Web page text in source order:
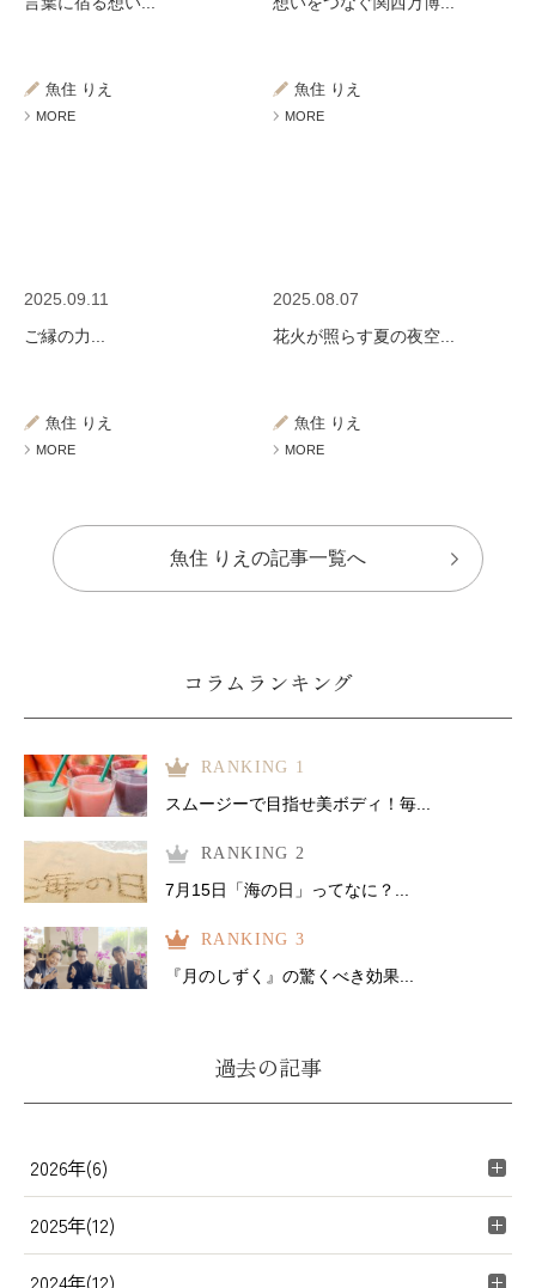
魚住 りえ
MORE
魚住 りえ
MORE
2025.09.11
ご縁の力...
魚住 りえ
MORE
2025.08.07
花火が照らす夏の夜空...
魚住 りえ
MORE
魚住 りえの記事一覧へ
コラムランキング
RANKING 1
スムージーで目指せ美ボディ！毎...
RANKING 2
7月15日「海の日」ってなに？...
RANKING 3
『月のしずく』の驚くべき効果...
過去の記事
2026年(6)
2025年(12)
2024年(12)